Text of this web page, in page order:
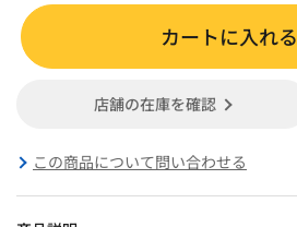
カートに入れる
店舗の在庫を確認
この商品について問い合わせる